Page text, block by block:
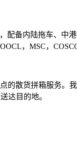
备内陆拖车、中
，MSC，
散货拼箱服务。
达目的地。